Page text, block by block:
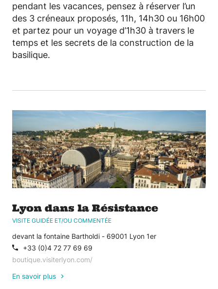
pendant les vacances, pensez à réserver l’un
des 3 créneaux proposés, 11h, 14h30 ou 16h00
et partez pour un voyage d’1h30 à travers le
temps et les secrets de la construction de la
basilique.
©
Lyon dans la Résistance
VISITE GUIDÉE ET/OU COMMENTÉE
devant la fontaine Bartholdi - 69001 Lyon 1er
+33 (0)4 72 77 69 69
boutique.visiterlyon.com/
En savoir plus